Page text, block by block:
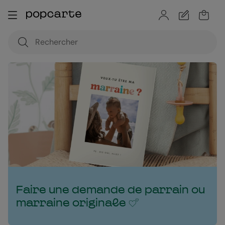
Faire une demande de parrain ou
marraine originale